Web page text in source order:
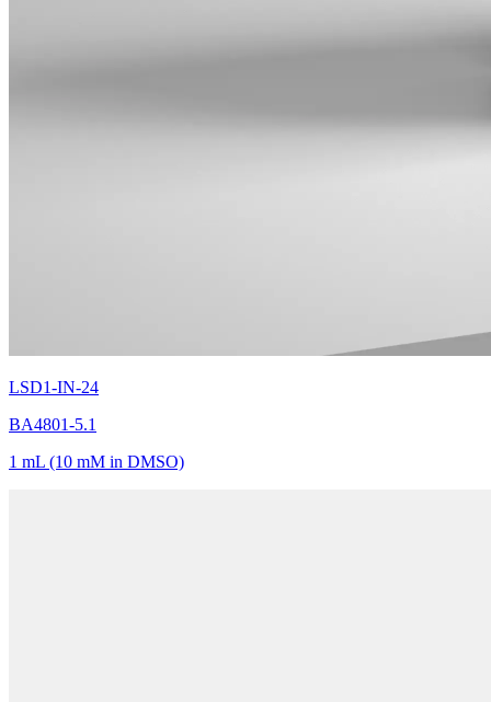
LSD1-IN-24
BA4801-5.1
1 mL (10 mM in DMSO)